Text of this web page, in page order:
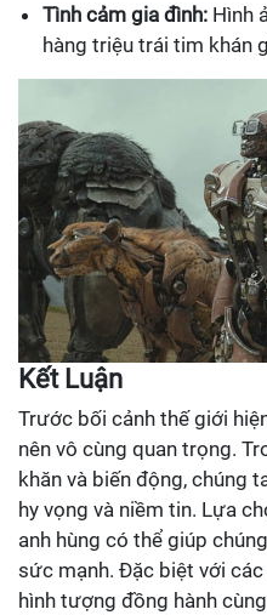
Tình cảm gia đình: Hình
hàng triệu trái tim khán
Kết Luận
Trước bối cảnh thế giới
nên vô cùng quan trọng.
khăn và biến động, chúng
hy vọng và niềm tin. Lựa
anh hùng có thể giúp
sức mạnh. Đặc biệt với
hình tượng đồng hành